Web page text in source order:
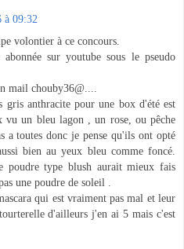
à 09:32
volontier à ce concours.
sur youtube sous le pseudo
mail chouby36@....
anthracite pour une box d'été est
vu un bleu lagon , un rose, ou pêche
a toutes donc je pense qu'ils ont opté
bien au yeux bleu comme foncé.
poudre type blush aurait mieux fais
une poudre de soleil .
qui est vraiment pas mal et leur
d'ailleurs j'en ai 5 mais c'est